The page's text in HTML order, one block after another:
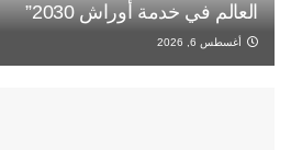
العالم في خدمة أوراش 2030”
أغسطس 6, 2026